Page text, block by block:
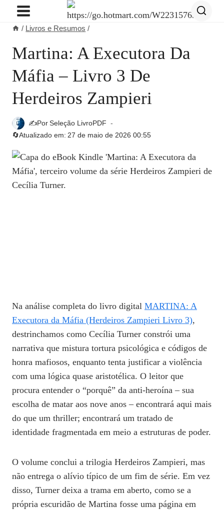
Pular
Conteúdo
/ Livros e Resumos /
Martina: A Executora Da
Máfia – Livro 3 De
Herdeiros Zampieri
✍️PorSeleção LivroPDF
🔄Atualizado em: 27 de maio de 2026 00:55
Na análise completa do livro digital MARTINA: A
Executora da Máfia (Herdeiros Zampieri Livro 3),
destrinchamos como Cecília Turner constrói uma
narrativa que mistura tortura psicológica e códigos de
honra mafiosos, enquanto tenta justificar a violência
com uma lógica quase aristotélica. O leitor que
procura entender o “porquê” da anti‑heroína – sua
escolha de matar aos nove anos – encontrará aqui mais
do que um thriller; encontrará um tratado de
identidade fragmentada em meio a estruturas de poder.
O volume conclui a trilogia Herdeiros Zampieri, mas
não entrega o alívio típico de um fim de série. Em vez
disso, Turner deixa a trama em aberto, como se a
própria escuridão de Martina fosse uma página em